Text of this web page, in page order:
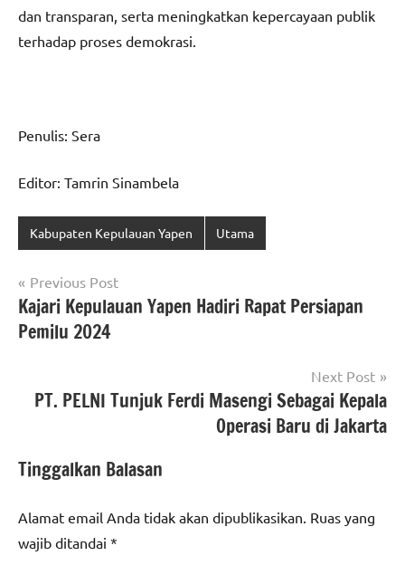
dan transparan, serta meningkatkan kepercayaan publik
terhadap proses demokrasi.
Penulis: Sera
Editor: Tamrin Sinambela
Kabupaten Kepulauan Yapen Utama
Navigasi
pos
Previous Post
Kajari Kepulauan Yapen Hadiri Rapat Persiapan
Pemilu 2024
Next Post
PT. PELNI Tunjuk Ferdi Masengi Sebagai Kepala
Operasi Baru di Jakarta
Tinggalkan Balasan
Alamat email Anda tidak akan dipublikasikan. Ruas yang
wajib ditandai *